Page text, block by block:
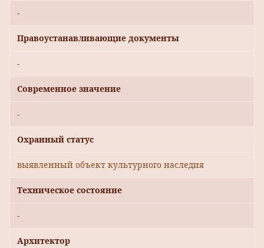
-
Правоустанавливающие документы
-
Современное значение
-
Охранный статус
выявленный объект культурного наследия
Техническое состояние
-
Архитектор